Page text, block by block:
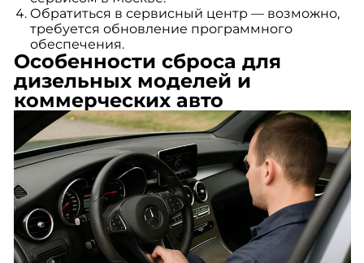
Обратиться в сервисный центр — возможно,
требуется обновление программного
обеспечения.
Особенности сброса для
дизельных моделей и
коммерческих авто